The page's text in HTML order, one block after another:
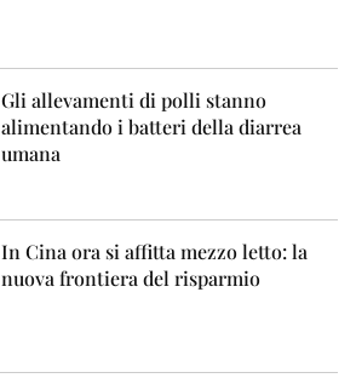
Gli allevamenti di polli stanno
alimentando i batteri della diarrea
umana
In Cina ora si affitta mezzo letto: la
nuova frontiera del risparmio